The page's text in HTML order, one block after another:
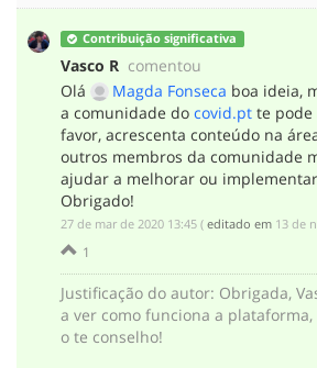
Contribuição significativa
Vasco R comentou
Olá
Magda Fonseca boa ideia,
a comunidade do covid.pt te pode
favor, acrescenta conteúdo na
outros membros da comunidade
ajudar a melhorar ou
Obrigado!
‎27 de mar de 2020 13:45 ( editado em ‎13 de
1
Justificação do autor: Obrigada,
a ver como funciona a
o te conselho!